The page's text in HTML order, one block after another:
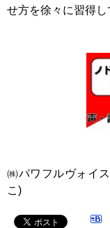
せ方を徐々に習得し
㈱パワフルヴォイ
こ)